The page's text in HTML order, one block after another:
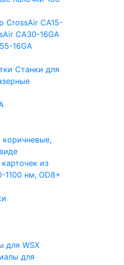
CrossAir CA15-
CA30-16GA
16GA
Станки для
коричневые,
из
1100 нм, OD8+
для WSX
для